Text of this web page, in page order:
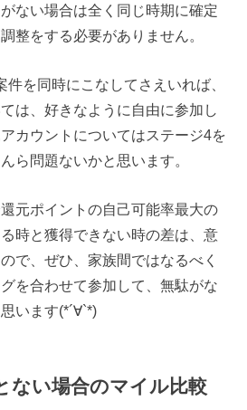
ない場合は全く同じ時期に確定
整をする必要がありません。
を同時にこなしてさえいれば、
は、好きなように自由に参加し
カウントについてはステージ4を
ら問題ないかと思います。
元ポイントの自己可能率最大の
時と獲得できない時の差は、意
で、ぜひ、家族間ではなるべく
を合わせて参加して、無駄がな
います(*´∀`*)
ない場合のマイル比較